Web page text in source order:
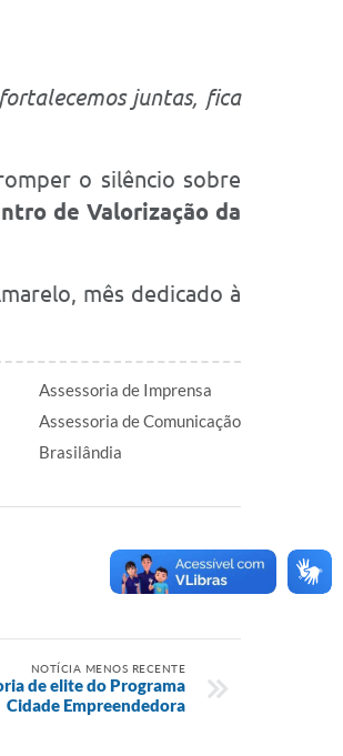
juntas, fica
o silêncio sobre
de Valorização da
mês dedicado à
Assessoria de Imprensa
Assessoria de Comunicação
Brasilândia
NOTÍCIA MENOS RECENTE
de elite do Programa
Cidade Empreendedora